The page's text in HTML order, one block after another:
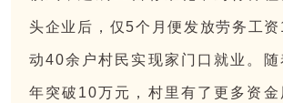
头企业后，仅5个月便发放劳务工
动40余户村民实现家门口就业。随
年突破10万元，村里有了更多资金